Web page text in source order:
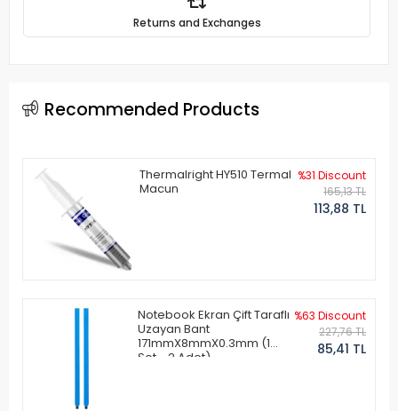
Returns and Exchanges
Recommended Products
Thermalright HY510 Termal
Macun
%31 Discount
165,13 TL
113,88 TL
Notebook Ekran Çift Taraflı
Uzayan Bant
171mmX8mmX0.3mm (1
Set - 2 Adet)
%63 Discount
227,76 TL
85,41 TL